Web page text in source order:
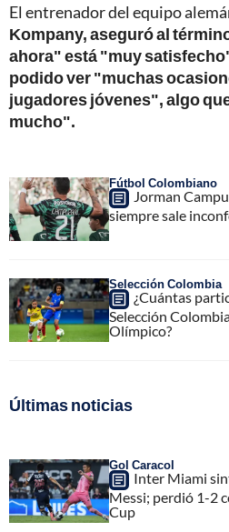
El entrenador del equipo
Kompany, aseguró al
ahora" está "muy
podido ver "muchas
jugadores jóvenes", algo
mucho".
Fútbol Colombiano
Jorman
siempre sale
Selección Colombia
¿Cuántas
Selección
Olímpico?
Últimas noticias
Gol Caracol
Inter Miami
Messi; perdió 1-2
Cup